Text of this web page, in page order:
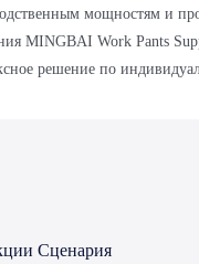
мощностям и
MINGBAI Work Pants
решение по
Сценария